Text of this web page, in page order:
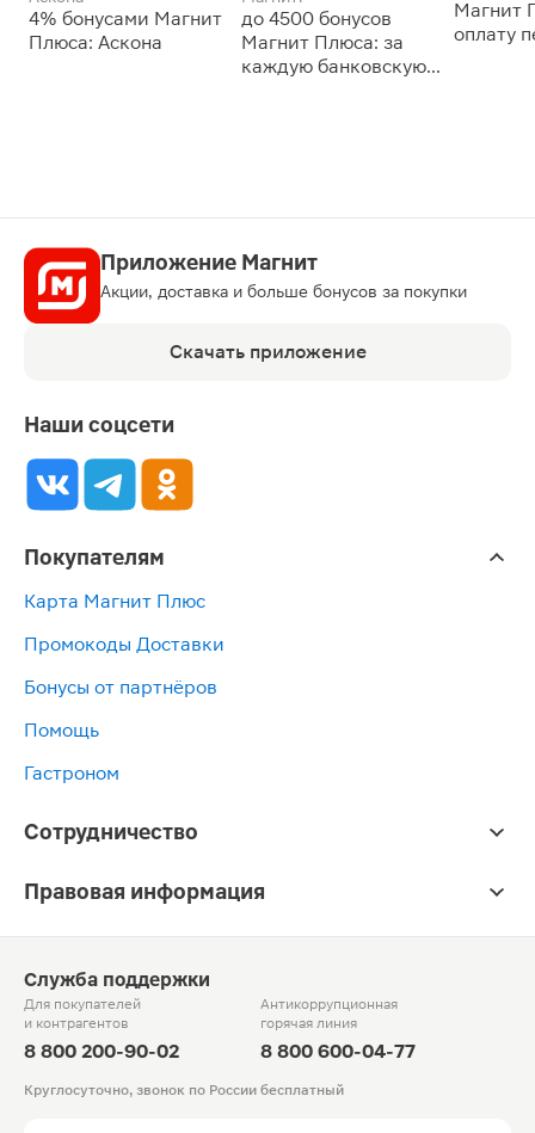
4% бонусами Магнит
Плюса: Аскона
до 4500 бонусов
Магнит Плюса: за
каждую банковскую
Магнит
оплату
Приложение Магнит
Акции, доставка и больше бонусов за покупки
Скачать приложение
Наши соцсети
Покупателям
Карта Магнит Плюс
Промокоды Доставки
Бонусы от партнёров
Помощь
Гастроном
Сотрудничество
Правовая информация
Служба поддержки
Для покупателей
и контрагентов
8 800 200-90-02
Антикоррупционная
горячая линия
8 800 600-04-77
Круглосуточно, звонок по России бесплатный